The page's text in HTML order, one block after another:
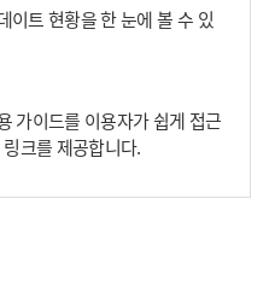
이트 현황을 한 눈에 볼 수 있
가이드를 이용자가 쉽게 접근
크를 제공합니다.